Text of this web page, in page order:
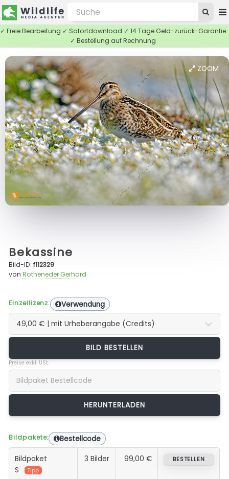
✓ Freie Bearbeitung ✓ Sofortdownload ✓ 14 Tage Geld-zurück-Garantie
✓ Bestellung auf Rechnung
ZOOM
Bekassine
Bild-ID:f112329
vonRotheneder Gerhard
Einzellizenz: Verwendung
BILD BESTELLEN
Preise exkl. USt.
Bildpakete: Bestellcode
Bildpaket
S
Tipp
3 Bilder 99,00 € BESTELLEN